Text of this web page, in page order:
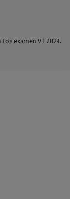
examen VT 2024.